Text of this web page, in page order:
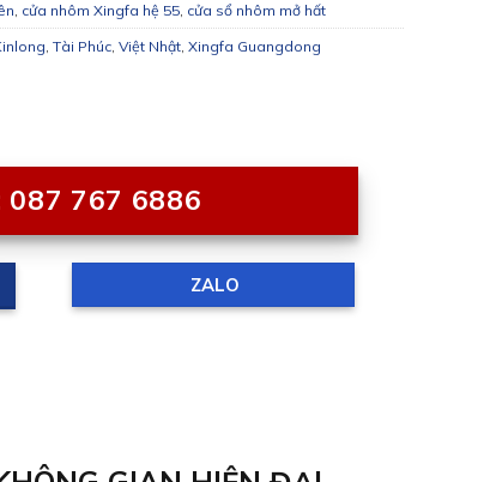
, cửa nhôm Xingfa hệ 55, cửa sổ nhôm mở hất
, Tài Phúc, Việt Nhật, Xingfa Guangdong
087 767 6886
ZALO